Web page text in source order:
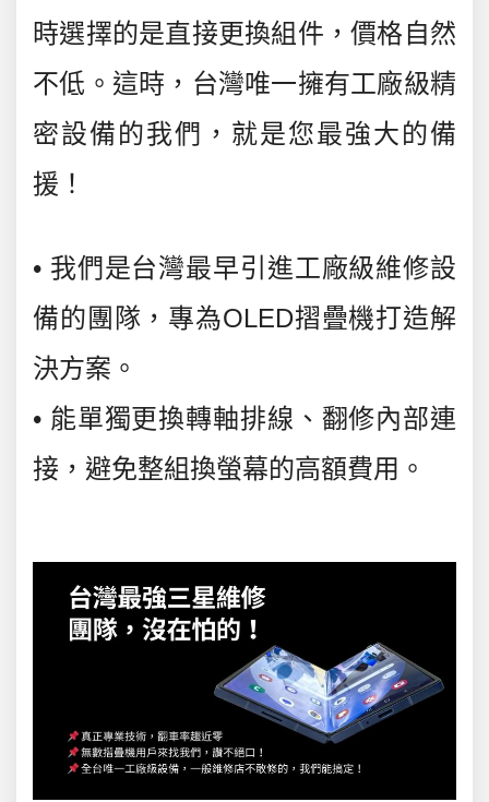
時選擇的是直接更換組件，價格自然
不低。這時，台灣唯一擁有工廠級精
密設備的我們，就是您最強大的備
援！
• 我們是台灣最早引進工廠級維修設
備的團隊，專為OLED摺疊機打造解
決方案。
• 能單獨更換轉軸排線、翻修內部連
接，避免整組換螢幕的高額費用。